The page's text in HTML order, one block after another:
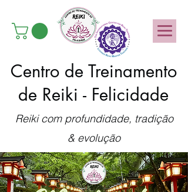
Centro de Treinamento
de Reiki - Felicidade
Reiki com profundidade, tradição
& evolução